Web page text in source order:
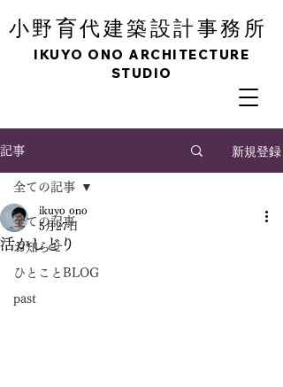
小野育代建築設計事務所
IKUYO ONO ARCHITECTURE
STUDIO
記事 新規登録
全ての記事
お知らせ
ひとことBLOG
past
全ての記事
活かしどり
ikuyo ono
5月27日